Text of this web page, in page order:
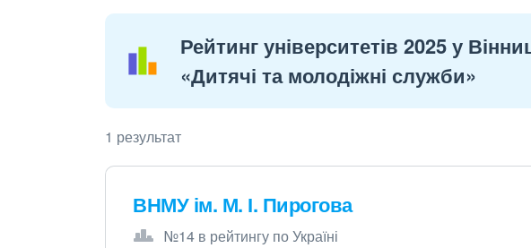
Рейтинг університетів 2025 у
«Дитячі та молодіжні служби»
1 результат
ВНМУ ім. М. І. Пирогова
№14 в рейтингу по Україні